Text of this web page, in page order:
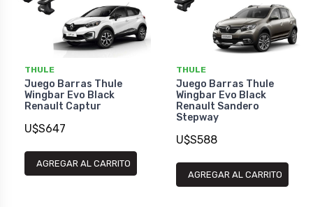
THULE
Juego Barras Thule
Wingbar Evo Black
Renault Captur
U$S647
AGREGAR AL CARRITO
THULE
Juego Barras Thule
Wingbar Evo Black
Renault Sandero
Stepway
U$S588
AGREGAR AL CARRITO